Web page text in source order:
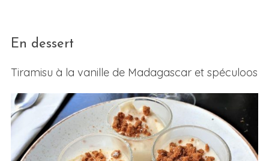
En dessert
Tiramisu à la vanille de Madagascar et spéculoos